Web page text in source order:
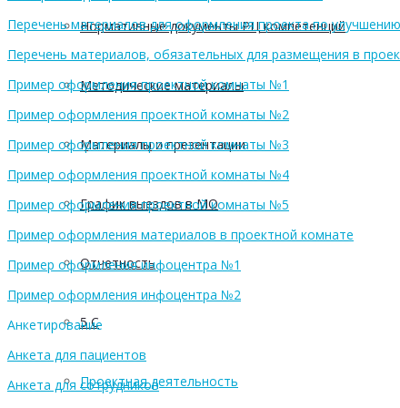
Нормативные документы РЦ компетенций
Методические материалы
Материалы и презентации
График выездов в МО
Отчетность
5 С
Проектная деятельность
Перечень материалов для оформления проекта по улучшению
Перечень материалов, обязательных для размещения в
Пример оформления проектной комнаты №1
Пример оформления проектной комнаты №2
Пример оформления проектной комнаты №3
Пример оформления проектной комнаты №4
Пример оформления проектной комнаты №5
Пример оформления материалов в проектной комнате
Пример оформления инфоцентра №1
Пример оформления инфоцентра №2
Анкетирование
Анкета для пациентов
Анкета для сотрудников